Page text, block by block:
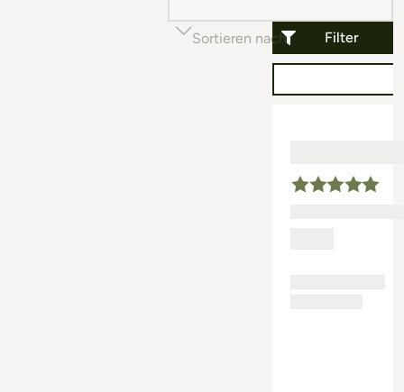
Filter
Sortieren nach Beliebtheit